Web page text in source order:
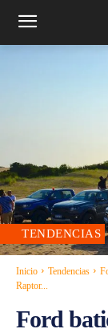
TENDENCIAS
Inicio Tendencias
Raptor...
Ford